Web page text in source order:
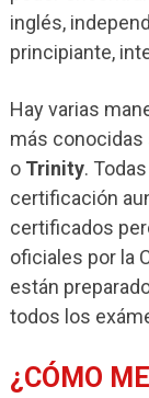
inglés,
principiante,
Hay varias
más conocidas
o Trinity.
certificación
certificados
oficiales por la
están
todos los
¿CÓMO